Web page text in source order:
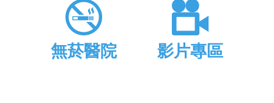
無菸醫院 影片專區